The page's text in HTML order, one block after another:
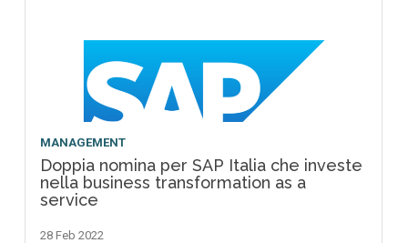
MANAGEMENT
Doppia nomina per SAP Italia che investe
nella business transformation as a
service
28 Feb 2022